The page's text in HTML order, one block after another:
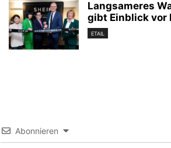
Langsameres
gibt Einblick vor
ETAIL
Abonnieren